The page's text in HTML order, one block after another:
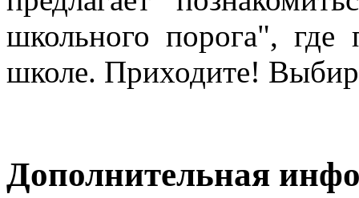
школьного порога", где
школе. Приходите!
Дополнительная